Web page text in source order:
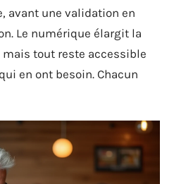
avant une validation en
Le numérique élargit la
tout reste accessible
en ont besoin. Chacun